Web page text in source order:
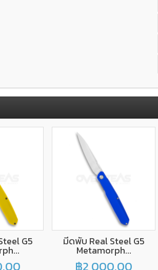
G5 มีดพับ Real Steel G5
Metamorph...